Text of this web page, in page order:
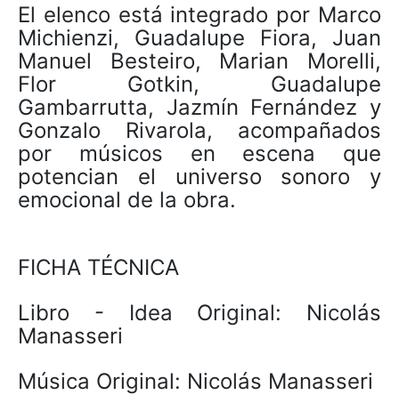
El elenco está integrado por Marco
Michienzi, Guadalupe Fiora, Juan
Manuel Besteiro, Marian Morelli,
Flor Gotkin, Guadalupe
Gambarrutta, Jazmín Fernández y
Gonzalo Rivarola, acompañados
por músicos en escena que
potencian el universo sonoro y
emocional de la obra.
FICHA TÉCNICA
Libro - Idea Original: Nicolás
Manasseri
Música Original: Nicolás Manasseri